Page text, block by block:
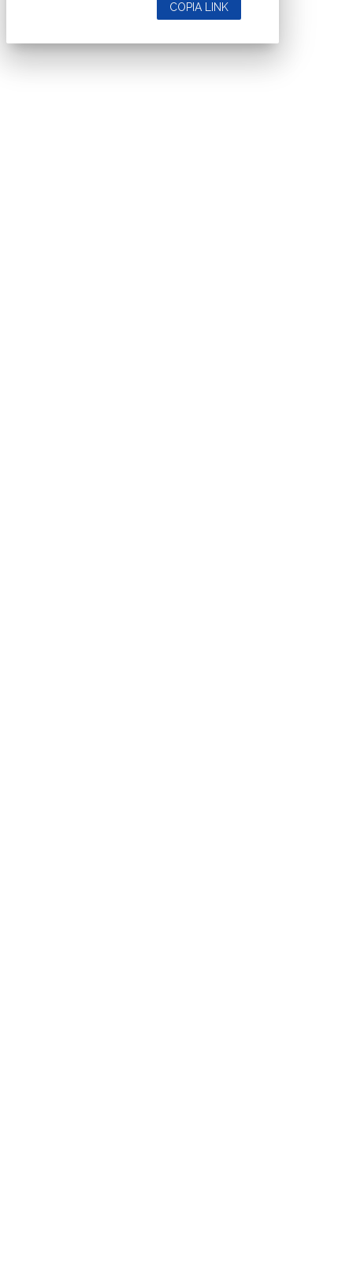
COPIA LINK